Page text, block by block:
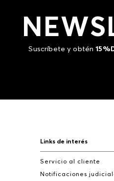
Suscríbete y obtén
Links de interés
Servicio al cliente
Notificaciones